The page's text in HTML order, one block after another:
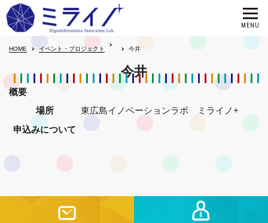
HOME イベント・プロジェクト 今井
今井
概要
場所
東広島イノベーションラボ ミライノ+
申込みについて